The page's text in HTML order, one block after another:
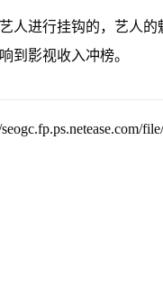
人进行挂钩的，艺人
到影视收入冲榜。